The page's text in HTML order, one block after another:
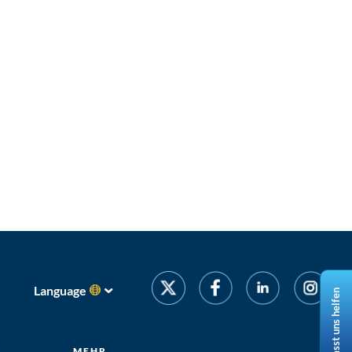
Language Lasst uns helfen